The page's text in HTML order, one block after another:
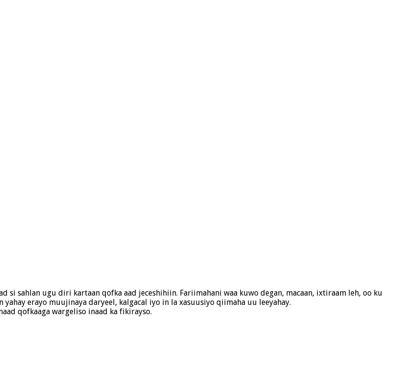
si sahlan ugu diri kartaan qofka aad jeceshihiin. Fariimahani waa kuwo degan, macaan, ixtiraam leh, oo ku
erayo muujinaya daryeel, kalgacal iyo in la xasuusiyo qiimaha uu leeyahay.
qofkaaga wargeliso inaad ka fikirayso.